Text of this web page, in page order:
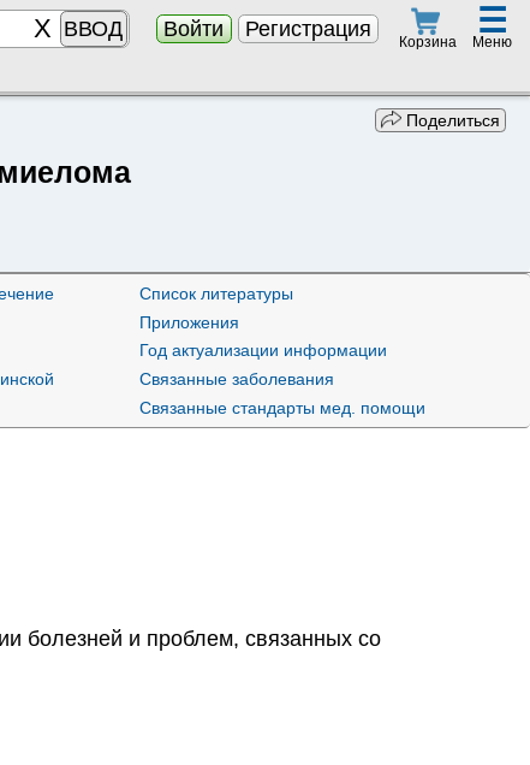
ВВОД Войти Регистрация
Корзина
☰
Меню
Поделиться
Список литературы
Приложения
Год актуализации информации
Связанные заболевания
Связанные стандарты мед. помощи
болезней и проблем, связанных со